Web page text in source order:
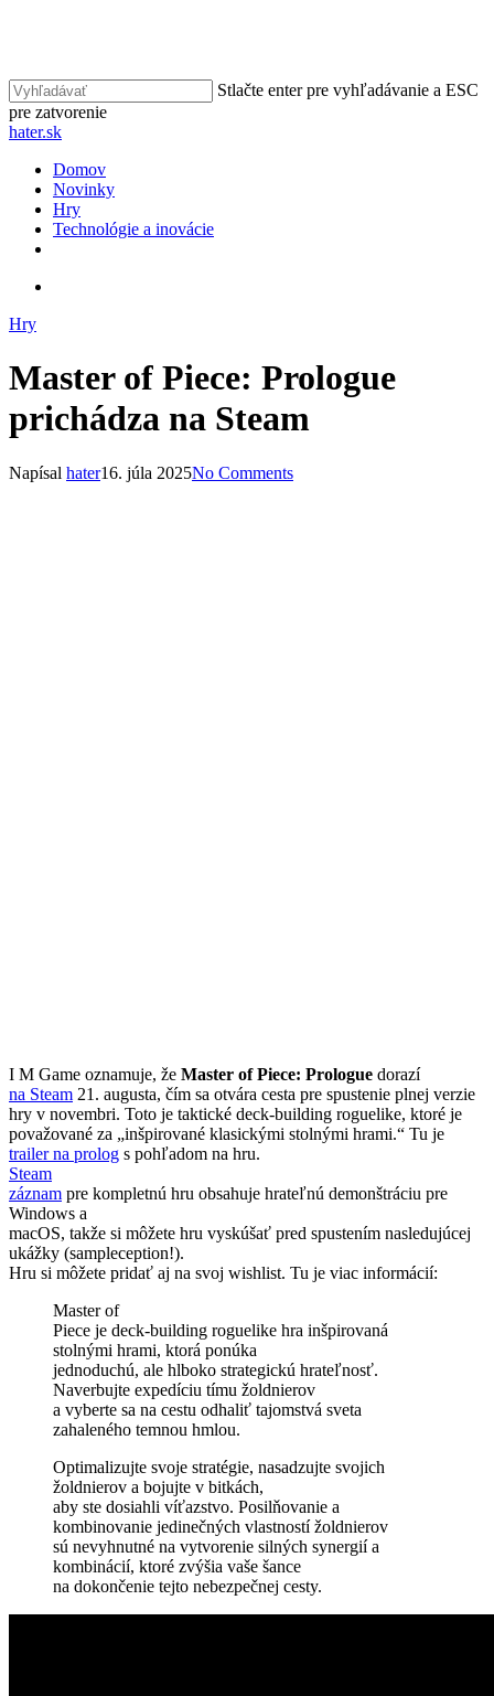
content
Stlačte enter pre vyhľadávanie a ESC
pre zatvorenie
Close
hater.sk
vyhľadávať
Menu
Domov
Novinky
Hry
Technológie a inovácie
Hry
Master of Piece: Prologue
prichádza na Steam
Napísal hater16. júla 2025No Comments
I M Game oznamuje, že Master of Piece: Prologue dorazí
na Steam 21. augusta, čím sa otvára cesta pre spustenie plnej verzie
hry v novembri. Toto je taktické deck-building roguelike, ktoré je
považované za „inšpirované klasickými stolnými hrami.“ Tu je
trailer na prolog s pohľadom na hru.
Steam
záznam pre kompletnú hru obsahuje hrateľnú demonštráciu pre
Windows a
macOS, takže si môžete hru vyskúšať pred spustením nasledujúcej
ukážky (sampleception!).
Hru si môžete pridať aj na svoj wishlist. Tu je viac informácií:
Master of
Piece je deck-building roguelike hra inšpirovaná
stolnými hrami, ktorá ponúka
jednoduchú, ale hlboko strategickú hrateľnosť.
Naverbujte expedíciu tímu žoldnierov
a vyberte sa na cestu odhaliť tajomstvá sveta
zahaleného temnou hmlou.
Optimalizujte svoje stratégie, nasadzujte svojich
žoldnierov a bojujte v bitkách,
aby ste dosiahli víťazstvo. Posilňovanie a
kombinovanie jedinečných vlastností žoldnierov
sú nevyhnutné na vytvorenie silných synergií a
kombinácií, ktoré zvýšia vaše šance
na dokončenie tejto nebezpečnej cesty.